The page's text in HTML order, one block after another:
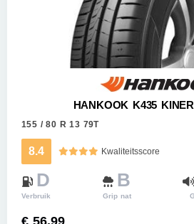
HANKOOK K435
155 / 80 R 13 79T
8.4 Kwaliteitsscore
D
Verbruik
B
Grip nat
€ 56.99